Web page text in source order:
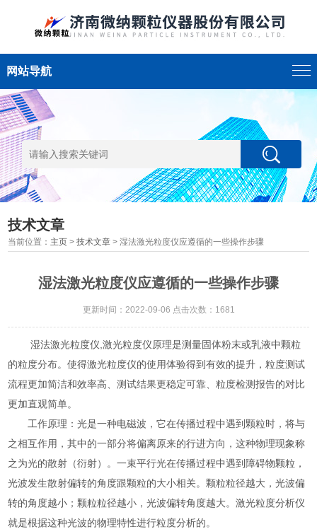
网站导航
技术文章
当前位置： 主页 >技术文章 > 湿法激光粒度仪应遵循的一些操作步骤
湿法激光粒度仪应遵循的一些操作步骤
更新时间：2022-09-06 点击次数：1681
湿法激光粒度仪,激光粒度仪原理是测量固体粉末或乳液中颗粒
的粒度分布。使得激光粒度仪的使用体验得到有效的提升，粒度测试
流程更加简洁和效率高、测试结果更稳定可靠、粒度检测报告的对比
更加直观简单。
工作原理：光是一种电磁波，它在传播过程中遇到颗粒时，将与
之相互作用，其中的一部分将偏离原来的行进方向，这种物理现象称
之为光的散射（衍射）。一束平行光在传播过程中遇到障碍物颗粒，
光波发生散射偏转的角度跟颗粒的大小相关。颗粒粒径越大，光波偏
转的角度越小；颗粒粒径越小，光波偏转角度越大。激光粒度分析仪
就是根据这种光波的物理特性进行粒度分析的。